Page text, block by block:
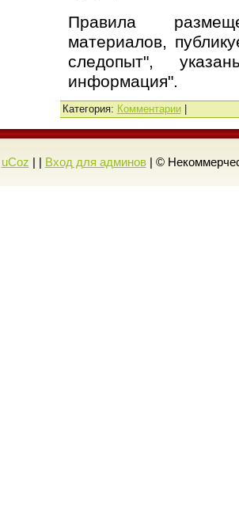
Правила
материалов,
следопыт",
информация".
Категория: Комментарии|
uCoz Вход для админов| ©